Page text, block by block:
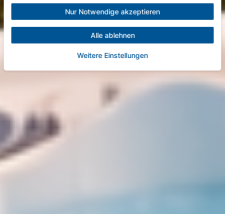
Nur Notwendige akzeptieren
Alle ablehnen
Weitere Einstellungen